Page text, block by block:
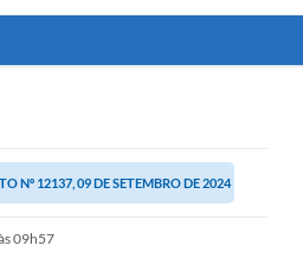
Nº 12137, 09 DE SETEMBRO DE 2024
09h57